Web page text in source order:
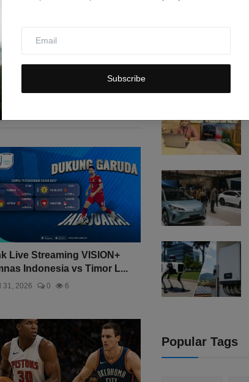
Subscribe
Live Streaming VISION+
Indonesia vs Timor L...
31, 2026 0 6
Popular Tags